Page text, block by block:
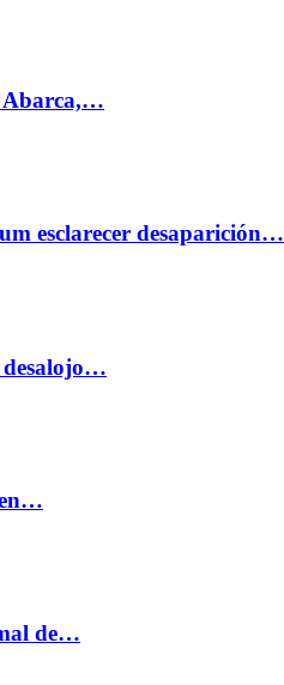
Abarca,…
esclarecer desaparición…
desalojo…
de…